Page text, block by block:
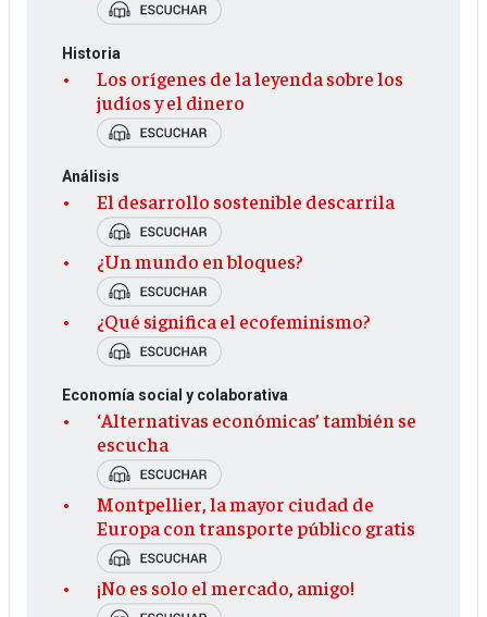
Historia
Los orígenes de la leyenda sobre los
judíos y el dinero
Análisis
El desarrollo sostenible descarrila
¿Un mundo en bloques?
¿Qué significa el ecofeminismo?
Economía social y colaborativa
‘Alternativas económicas’ también se
escucha
Montpellier, la mayor ciudad de
Europa con transporte público gratis
¡No es solo el mercado, amigo!